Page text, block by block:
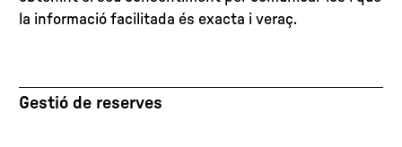
la informació facilitada és exacta i veraç.
Gestió de reserves